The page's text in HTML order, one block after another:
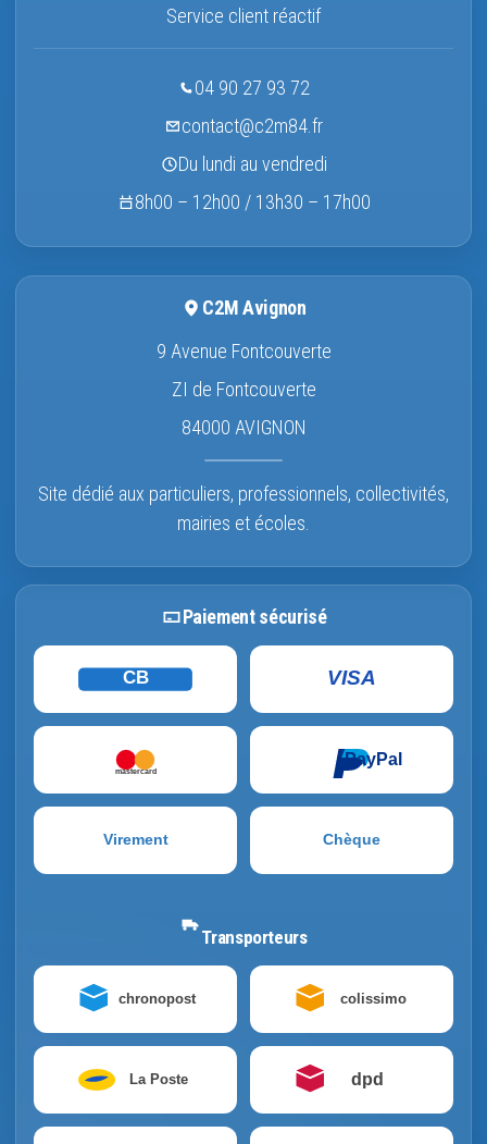
Service client réactif
04 90 27 93 72
contact@c2m84.fr
Du lundi au vendredi
8h00 – 12h00 / 13h30 – 17h00
C2M Avignon
9 Avenue Fontcouverte
ZI de Fontcouverte
84000 AVIGNON
Site dédié aux particuliers, professionnels, collectivités,
mairies et écoles.
Paiement sécurisé
CB VISA
mastercard
PayPal
Virement Chèque
Transporteurs
chronopost colissimo
La Poste dpd